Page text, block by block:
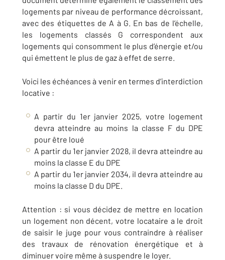
logements par niveau de performance décroissant,
avec des étiquettes de A à G. En bas de l’échelle,
les logements classés G correspondent aux
logements qui consomment le plus d’énergie et/ou
qui émettent le plus de gaz à effet de serre.
Voici les échéances à venir en termes d’interdiction
locative :
A partir du 1er janvier 2025, votre logement
devra atteindre au moins la classe F du DPE
pour être loué
A partir du 1er janvier 2028, il devra atteindre au
moins la classe E du DPE
A partir du 1er janvier 2034, il devra atteindre au
moins la classe D du DPE.
Attention : si vous décidez de mettre en location
un logement non décent, votre locataire a le droit
de saisir le juge pour vous contraindre à réaliser
des travaux de rénovation énergétique et à
diminuer voire même à suspendre le loyer.